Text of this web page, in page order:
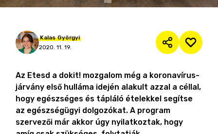
Kalas Györgyi
2020. 11. 19.
Az Etesd a dokit! mozgalom még a koronavírus-
járvány első hulláma idején alakult azzal a céllal,
hogy egészséges és tápláló ételekkel segítse
az egészségügyi dolgozókat. A program
szervezői már akkor úgy nyilatkoztak, hogy